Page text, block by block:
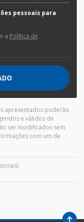
pessoais para
a Política de
apresentados poderão
e válidos de
ser modificados sem
com um de